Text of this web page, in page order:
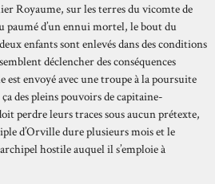
Royaume, sur les terres du vicomte de
d’un ennui mortel, le bout du
enfants sont enlevés dans des conditions
déclencher des conséquences
est envoyé avec une troupe à la poursuite
des pleins pouvoirs de capitaine-
perdre leurs traces sous aucun prétexte,
d’Orville dure plusieurs mois et le
hostile auquel il s’emploie à